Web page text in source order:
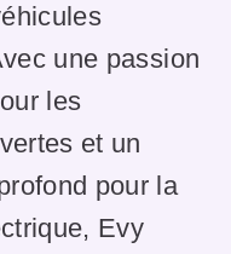
une passion
les
et un
pour la
Evy